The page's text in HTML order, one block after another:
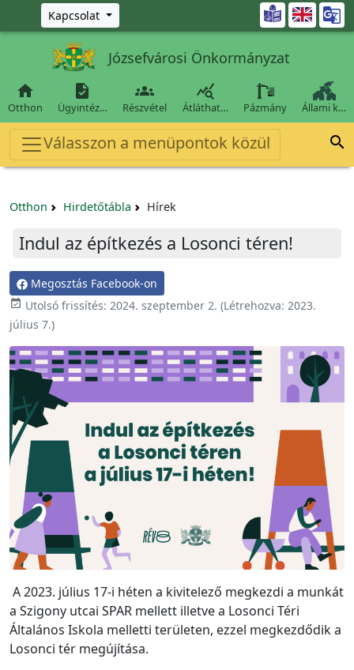
Ugrás a fő tartalomra
Kapcsolat 
Józsefvárosi Önkormányzat

Otthon

Ügyintéz…

Részvétel

Átláthat… Pázmány Állami k…
Válasszon a menüpontok közül 
Otthon Hirdetőtábla Hírek
Indul az építkezés a Losonci téren!
Megosztás Facebook-on
 Utolsó frissítés: 2024. szeptember 2. (Létrehozva: 2023.
július 7.)
A 2023. július 17-i héten a kivitelező megkezdi a munkát
a Szigony utcai SPAR mellett illetve a Losonci Téri
Általános Iskola melletti területen, ezzel megkezdődik a
Losonci tér megújítása.